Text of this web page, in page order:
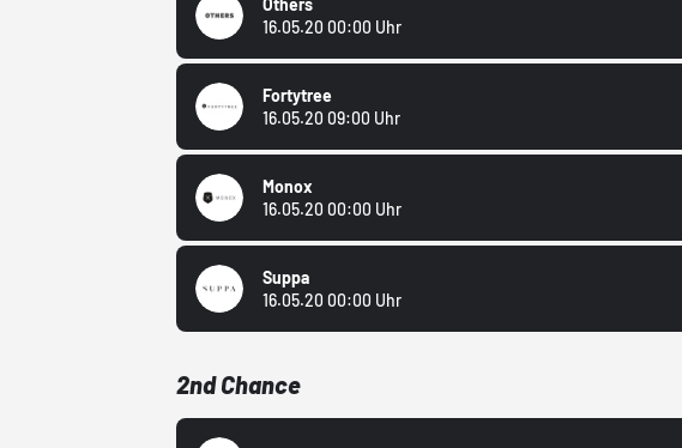
Others
16.05.20 00:00 Uhr
Fortytree
16.05.20 09:00 Uhr
Monox
16.05.20 00:00 Uhr
Suppa
16.05.20 00:00 Uhr
2nd Chance